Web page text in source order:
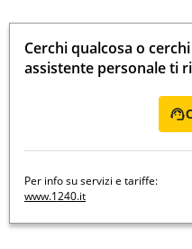
Cerchi qualcosa o
assistente personale ti
Per info su servizi e tariffe:
www.1240.it